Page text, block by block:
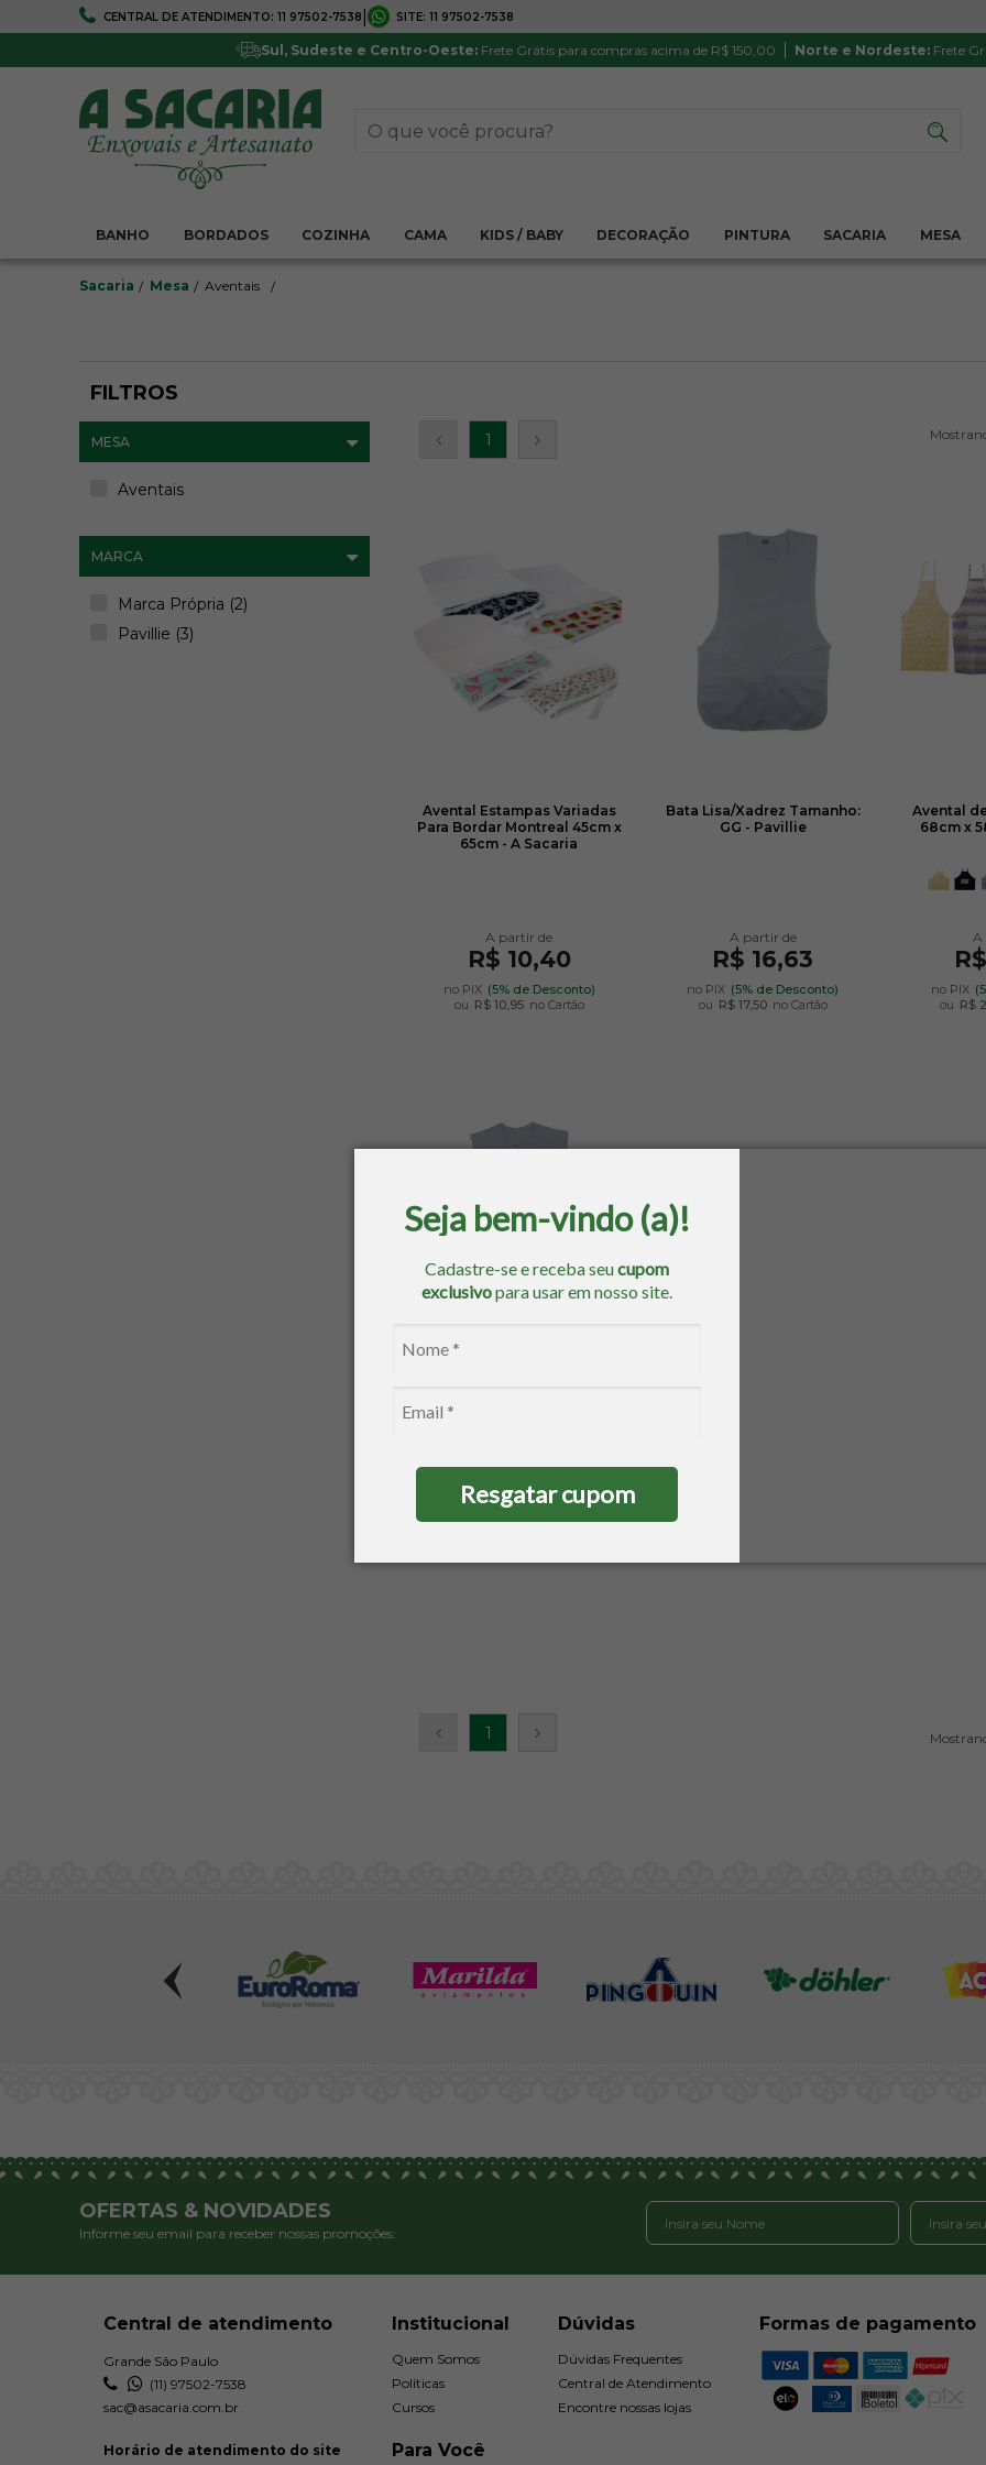
Seja bem-vindo (a)!
Cadastre-se e receba seucupom
exclusivopara usar em nosso site.
Resgatar cupom
CENTRAL DE ATENDIMENTO: 11 97502-7538 SITE: 11 97502-7538
Sul, Sudeste e Centro-Oeste:Frete Grátis para compras acima de R$ 150,00 Norte e Nordeste:Frete
BANHO BORDADOS COZINHA CAMA KIDS / BABY DECORAÇÃO PINTURA SACARIA MESA
FRETE GRÁTIS 5% DE DESCONTO
Pagamentos via boleto ou PIX Parcela mínima R$ 20,00 Satisfação
Sacaria Mesa Aventais
FILTROS
MARCA
Marca Própria (2)
Pavillie (3)
MESA
Aventais
1
Avental Estampas Variadas
Para Bordar Montreal 45cm x
65cm - A Sacaria
R$ 10,40
no PIX (5% de Desconto)
ou R$ 10,95 no Cartão
Bata Lisa/Xadrez Tamanho:
GG - Pavillie
R$ 16,63
no PIX (5% de Desconto)
ou R$ 17,50 no Cartão
Avental
68cm x
no PIX
ou R$
Jaleco Feminino com Lese
Produto Esgotado
1
OFERTAS & NOVIDADES
Informe seu email para receber nossas promoções:
Central de atendimento
Grande São Paulo
(11) 97502-7538
sac@asacaria.com.br
Horário de atendimento do site
Institucional
Quem Somos
Políticas
Cursos
Para Você
Dúvidas
Dúvidas Frequentes
Central de Atendimento
Encontre nossas lojas
Formas de pagamento